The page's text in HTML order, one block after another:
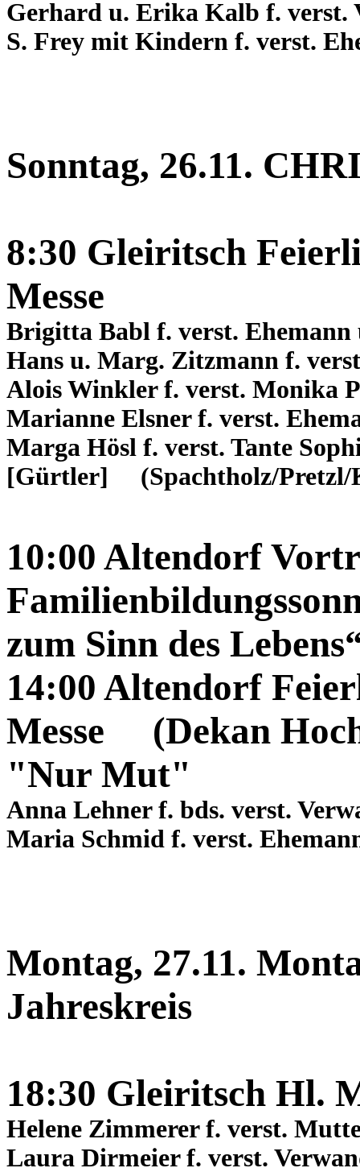
Gerhard u. Erika Kalb f. verst.
S. Frey mit Kindern f. verst.
Sonntag, 26.11.
8:30 Gleiritsch
Messe
Brigitta Babl f. verst. Ehemann
Hans u. Marg. Zitzmann f.
Alois Winkler f. verst. Monika
Marianne Elsner f. verst.
Marga Hösl f. verst. Tante
[Gürtler] (Spachtholz/Pretzl/
10:00 Altendorf
zum Sinn des
14:00 Altendorf
Messe (Dekan
"Nur Mut"
Anna Lehner f. bds. verst.
Maria Schmid f. verst.
Montag, 27.11.
Jahreskreis
18:30 Gleiritsch Hl.
Helene Zimmerer f. verst.
Laura Dirmeier f. verst.